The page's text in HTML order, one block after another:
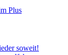
Plus
soweit!